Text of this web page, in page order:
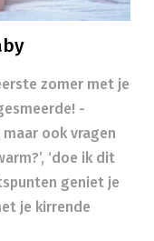
zomer met je
-
ook vragen
‘doe ik dit
geniet je
je kirrende